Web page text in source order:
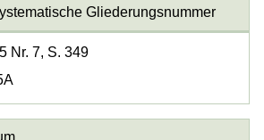
Gliederungsnummer
Nr. 7, S. 349